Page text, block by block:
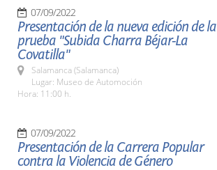
07/09/2022
Presentación de la nueva edición de la
prueba "Subida Charra Béjar-La
Covatilla"
Salamanca (Salamanca)
Lugar: Museo de Automoción
Hora: 11:00 h.
07/09/2022
Presentación de la Carrera Popular
contra la Violencia de Género